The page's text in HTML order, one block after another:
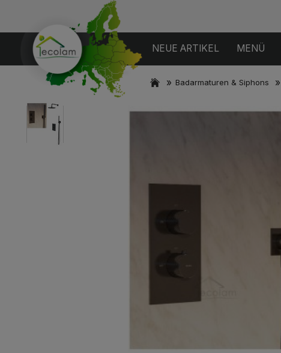
NEUE ARTIKEL MENÜ
» Badarmaturen & Siphons »